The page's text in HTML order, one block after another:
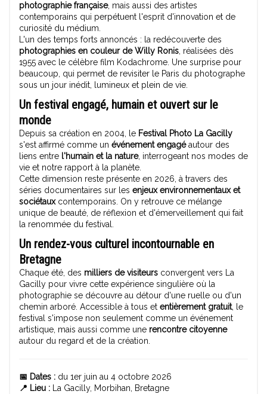
photographie française, mais aussi des artistes
contemporains qui perpétuent l'esprit d'innovation et de
curiosité du médium.
L'un des temps forts annoncés : la redécouverte des
photographies en couleur de Willy Ronis, réalisées dès
1955 avec le célèbre film Kodachrome. Une surprise pour
beaucoup, qui permet de revisiter le Paris du photographe
sous un jour inédit, lumineux et plein de vie.
Un festival engagé, humain et ouvert sur le
monde
Depuis sa création en 2004, le Festival Photo La Gacilly
s'est affirmé comme un événement engagéautour des
liens entre l'humain et la nature, interrogeant nos modes de
vie et notre rapport à la planète.
Cette dimension reste présente en 2026, à travers des
séries documentaires sur les enjeux environnementaux et
sociétauxcontemporains. On y retrouve ce mélange
unique de beauté, de réflexion et d'émerveillement qui fait
la renommée du festival.
Un rendez-vous culturel incontournable en
Bretagne
Chaque été, des milliers de visiteurs convergent vers La
Gacilly pour vivre cette expérience singulière où la
photographie se découvre au détour d'une ruelle ou d'un
chemin arboré. Accessible à tous et entièrement gratuit, le
festival s'impose non seulement comme un événement
artistique, mais aussi comme une rencontre citoyenne
autour du regard et de la création.
📅 Dates : du 1er juin au 4 octobre 2026
📍 Lieu : La Gacilly, Morbihan, Bretagne